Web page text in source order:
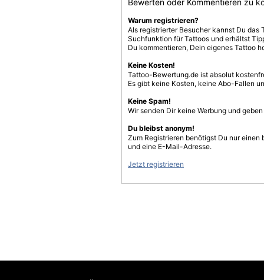
Bewerten oder Kommentieren zu
Warum registrieren?
Als registrierter Besucher kannst Du
Suchfunktion für Tattoos und erhältst
Du kommentieren, Dein eigenes Tattoo
Keine Kosten!
Tattoo-Bewertung.de ist absolut
Es gibt keine Kosten, keine Abo-Fallen
Keine Spam!
Wir senden Dir keine Werbung und
Du bleibst anonym!
Zum Registrieren benötigst Du nur einen
und eine E-Mail-Adresse.
Jetzt registrieren